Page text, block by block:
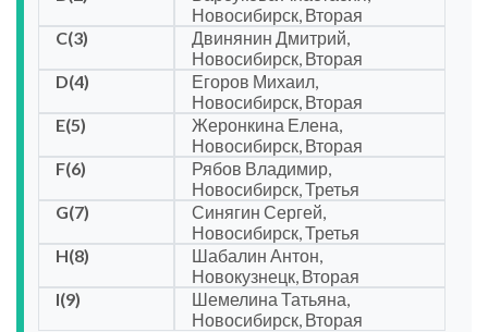
Новосибирск, Вторая
C(3)
Двинянин Дмитрий,
Новосибирск, Вторая
D(4)
Егоров Михаил,
Новосибирск, Вторая
E(5)
Жеронкина Елена,
Новосибирск, Вторая
F(6)
Рябов Владимир,
Новосибирск, Третья
G(7)
Синягин Сергей,
Новосибирск, Третья
H(8)
Шабалин Антон,
Новокузнецк, Вторая
I(9)
Шемелина Татьяна,
Новосибирск, Вторая